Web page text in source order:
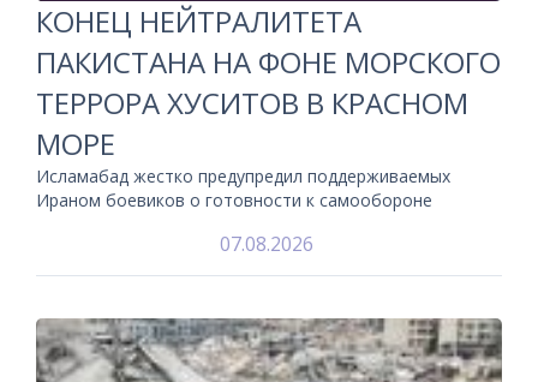
КОНЕЦ НЕЙТРАЛИТЕТА
ПАКИСТАНА НА ФОНЕ МОРСКОГО
ТЕРРОРА ХУСИТОВ В КРАСНОМ
МОРЕ
Исламабад жестко предупредил поддерживаемых
Ираном боевиков о готовности к самообороне
07.08.2026